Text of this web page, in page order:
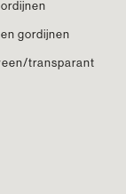
gordijnen
transparant